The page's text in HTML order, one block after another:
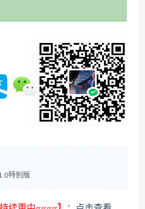
特别版